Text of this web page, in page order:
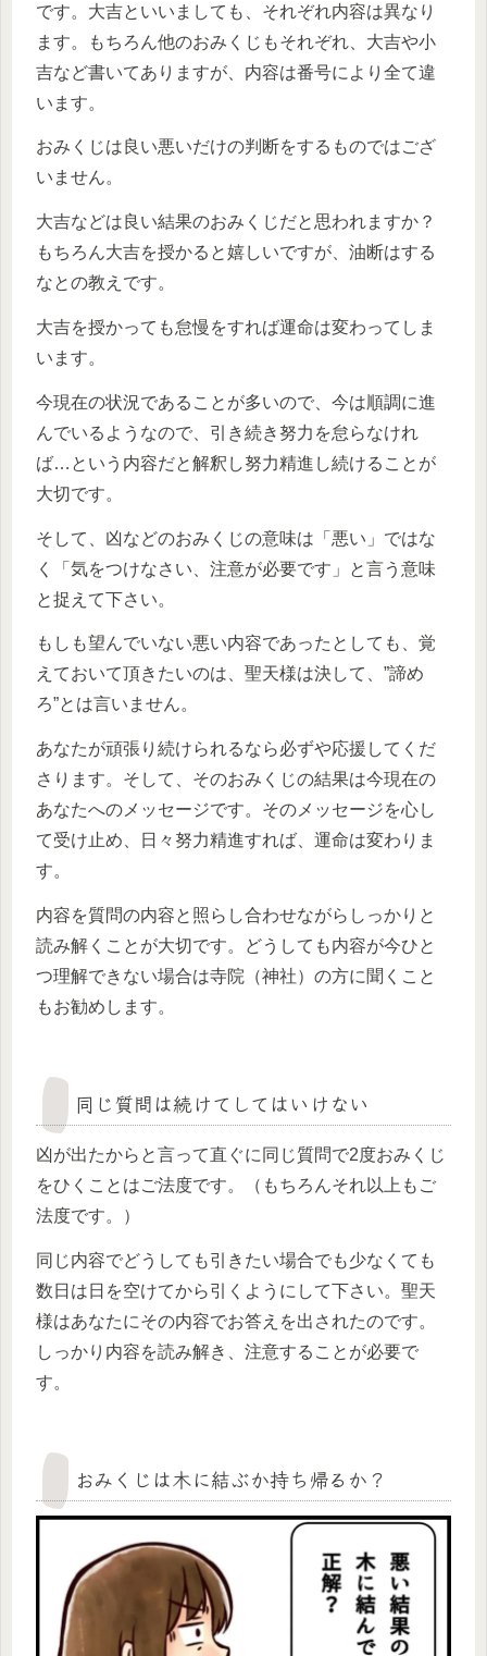
です。大吉といいましても、それぞれ内容は異なり
ます。もちろん他のおみくじもそれぞれ、大吉や小
吉など書いてありますが、内容は番号により全て違
います。
おみくじは良い悪いだけの判断をするものではござ
いません。
大吉などは良い結果のおみくじだと思われますか？
もちろん大吉を授かると嬉しいですが、油断はする
なとの教えです。
大吉を授かっても怠慢をすれば運命は変わってしま
います。
今現在の状況であることが多いので、今は順調に進
んでいるようなので、引き続き努力を怠らなけれ
ば…という内容だと解釈し努力精進し続けることが
大切です。
そして、凶などのおみくじの意味は「悪い」ではな
く「気をつけなさい、注意が必要です」と言う意味
と捉えて下さい。
もしも望んでいない悪い内容であったとしても、覚
えておいて頂きたいのは、聖天様は決して、”諦め
ろ”とは言いません。
あなたが頑張り続けられるなら必ずや応援してくだ
さります。そして、そのおみくじの結果は今現在の
あなたへのメッセージです。そのメッセージを心し
て受け止め、日々努力精進すれば、運命は変わりま
す。
内容を質問の内容と照らし合わせながらしっかりと
読み解くことが大切です。どうしても内容が今ひと
つ理解できない場合は寺院（神社）の方に聞くこと
もお勧めします。
同じ質問は続けてしてはいけない
凶が出たからと言って直ぐに同じ質問で2度おみくじ
をひくことはご法度です。（もちろんそれ以上もご
法度です。）
同じ内容でどうしても引きたい場合でも少なくても
数日は日を空けてから引くようにして下さい。聖天
様はあなたにその内容でお答えを出されたのです。
しっかり内容を読み解き、注意することが必要で
す。
おみくじは木に結ぶか持ち帰るか？